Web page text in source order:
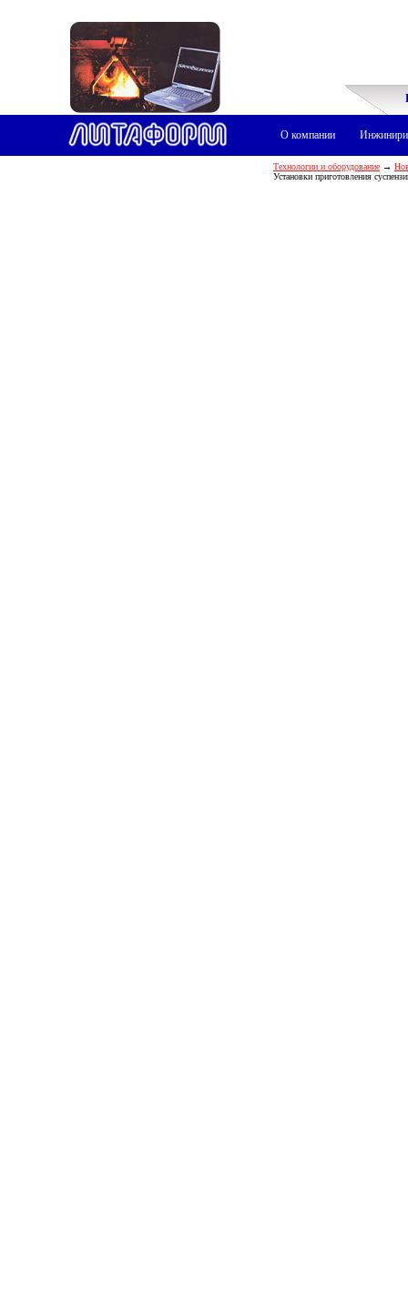
О компании
Технологии и оборудование →
Установки приготовления